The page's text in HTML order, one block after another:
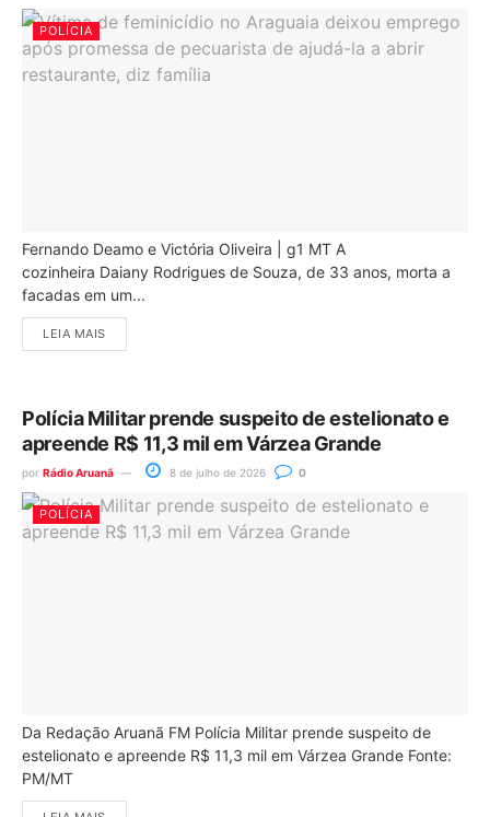
POLÍCIA
Fernando Deamo e Victória Oliveira | g1 MT A
cozinheira Daiany Rodrigues de Souza, de 33 anos, morta a
facadas em um...
LEIA MAIS
Polícia Militar prende suspeito de estelionato e
apreende R$ 11,3 mil em Várzea Grande
por Rádio Aruanã 8 de julho de 2026 0
POLÍCIA
Da Redação Aruanã FM Polícia Militar prende suspeito de
estelionato e apreende R$ 11,3 mil em Várzea Grande Fonte:
PM/MT